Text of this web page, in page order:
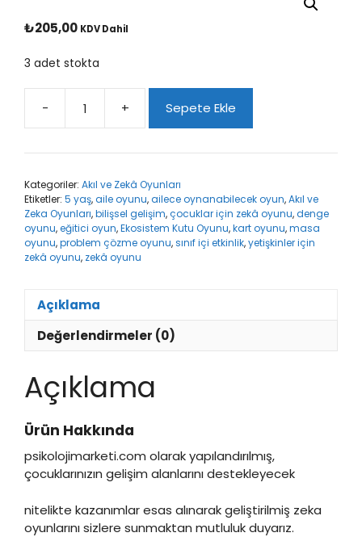
₺205,00 KDV Dahil
3 adet stokta
-
Ekosistem
Kutu
Oyunu
+ Sepete Ekle
Kategoriler: Akıl ve Zekâ Oyunları
Etiketler: 5 yaş,aile oyunu,ailece oynanabilecek oyun,Akıl ve
Zeka Oyunları,bilişsel gelişim,çocuklar için zekâ oyunu,denge
oyunu,eğitici oyun,Ekosistem Kutu Oyunu,kart oyunu,masa
oyunu,problem çözme oyunu,sınıf içi etkinlik,yetişkinler için
zekâ oyunu, zekâ oyunu
Açıklama
Değerlendirmeler (0)
Açıklama
Ürün Hakkında
psikolojimarketi.com olarak yapılandırılmış,
çocuklarınızın gelişim alanlarını destekleyecek
nitelikte kazanımlar esas alınarak geliştirilmiş zeka
oyunlarını sizlere sunmaktan mutluluk duyarız.